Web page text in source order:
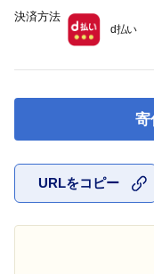
寄
URLをコピー
決済方法
d払い